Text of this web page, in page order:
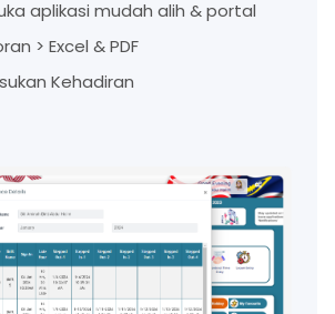
aplikasi mudah alih & portal
> Excel & PDF
Kehadiran